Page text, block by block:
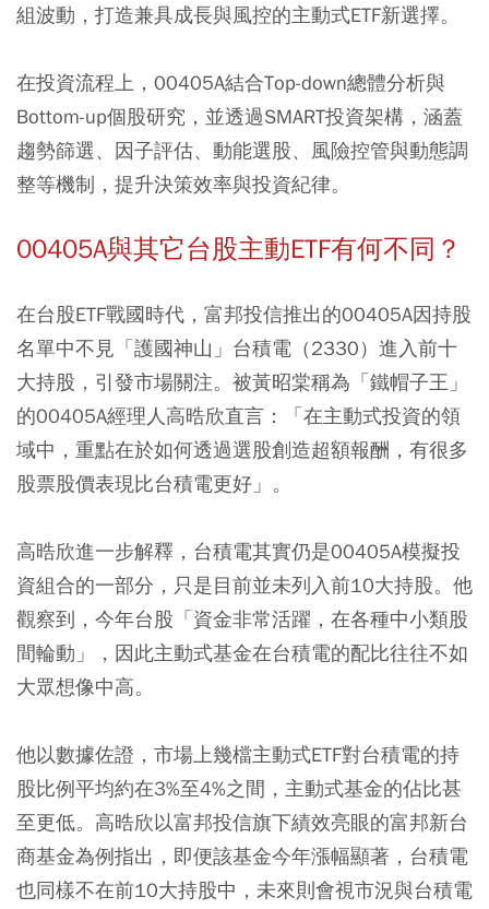
組波動，打造兼具成長與風控的主動式ETF新選擇。
在投資流程上，00405A結合Top-down總體分析與
Bottom-up個股研究，並透過SMART投資架構，涵蓋
趨勢篩選、因子評估、動能選股、風險控管與動態調
整等機制，提升決策效率與投資紀律。
00405A與其它台股主動ETF有何不同？
在台股ETF戰國時代，富邦投信推出的00405A因持股
名單中不見「護國神山」台積電（2330）進入前十
大持股，引發市場關注。被黃昭棠稱為「鐵帽子王」
的00405A經理人高晧欣直言：「在主動式投資的領
域中，重點在於如何透過選股創造超額報酬，有很多
股票股價表現比台積電更好」。
高晧欣進一步解釋，台積電其實仍是00405A模擬投
資組合的一部分，只是目前並未列入前10大持股。他
觀察到，今年台股「資金非常活躍，在各種中小類股
間輪動」，因此主動式基金在台積電的配比往往不如
大眾想像中高。
他以數據佐證，市場上幾檔主動式ETF對台積電的持
股比例平均約在3%至4%之間，主動式基金的佔比甚
至更低。高晧欣以富邦投信旗下績效亮眼的富邦新台
商基金為例指出，即便該基金今年漲幅顯著，台積電
也同樣不在前10大持股中，未來則會視市況與台積電